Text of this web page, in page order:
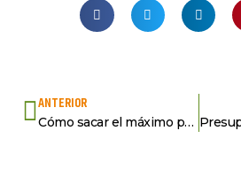
ANTERIOR
Cómo sacar el máximo partido a la reforma integral de tu vivienda